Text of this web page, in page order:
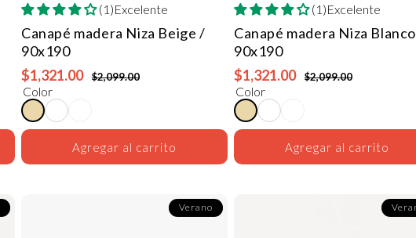
(1)Excelente
Canapé madera Niza Beige /
90x190
$1,321.00
$2,099.00
Color
Agregar al carrito
(1)Excelente
Canapé madera Niza
90x190
$1,321.00
$2,099.00
Color
Agregar al carrito
Verano